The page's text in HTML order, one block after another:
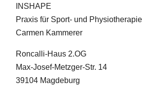
INSHAPE
Praxis für Sport- und Physiotherapie
Carmen Kammerer
Roncalli-Haus 2.OG
Max-Josef-Metzger-Str. 14
39104 Magdeburg